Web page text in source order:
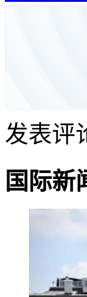
发表评
国际新